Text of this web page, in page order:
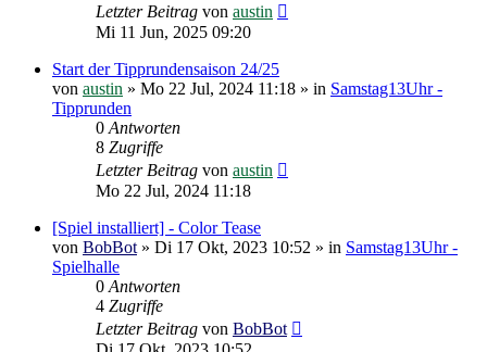
Letzter Beitrag von austin
Mi 11 Jun, 2025 09:20
Start der Tipprundensaison 24/25
von austin » Mo 22 Jul, 2024 11:18 » in Samstag13Uhr -
Tipprunden
0Antworten
8 Zugriffe
Letzter Beitrag von austin
Mo 22 Jul, 2024 11:18
[Spiel installiert] - Color Tease
von BobBot» Di 17 Okt, 2023 10:52 » in Samstag13Uhr -
Spielhalle
0Antworten
4 Zugriffe
Letzter Beitrag von BobBot